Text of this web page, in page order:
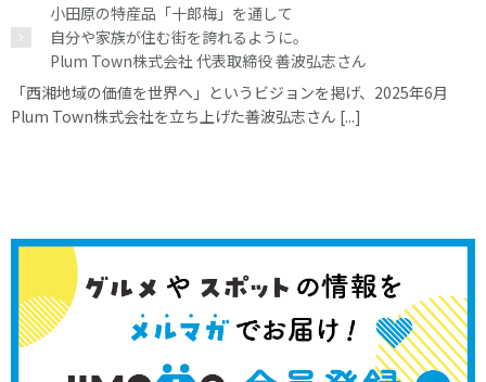
小田原の特産品「十郎梅」を通して
自分や家族が住む街を誇れるように。
Plum Town株式会社 代表取締役 善波弘志さん
「西湘地域の価値を世界へ」というビジョンを掲げ、2025年6月
Plum Town株式会社を立ち上げた善波弘志さん [...]